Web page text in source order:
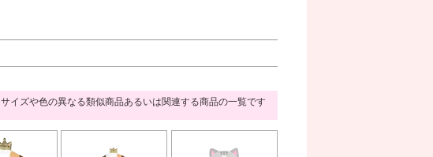
サイズや色の異なる類似商品あるいは関連する商品の一覧です